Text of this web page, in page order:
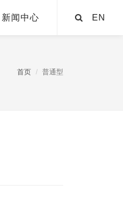
新闻中心 EN
首页 普通型